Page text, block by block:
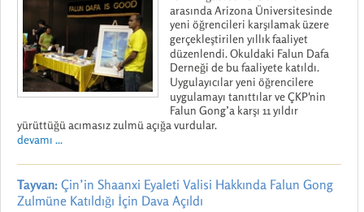
arasında Arizona Üniversitesinde
yeni öğrencileri karşılamak üzere
gerçekleştirilen yıllık faaliyet
düzenlendi. Okuldaki Falun Dafa
Derneği de bu faaliyete katıldı.
Uygulayıcılar yeni öğrencilere
uygulamayı tanıttılar ve ÇKP'nin
Falun Gong’a karşı 11 yıldır
yürüttüğü acımasız zulmü açığa vurdular.
devamı ...
Tayvan: Çin’in Shaanxi Eyaleti Valisi Hakkında Falun Gong
Zulmüne Katıldığı İçin Dava Açıldı